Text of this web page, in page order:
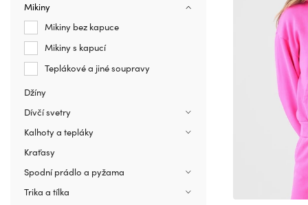
Mikiny
Mikiny bez kapuce
Mikiny s kapucí
Teplákové a jiné soupravy
Džíny
Dívčí svetry
Kalhoty a tepláky
Kraťasy
Spodní prádlo a pyžama
Trika a tílka